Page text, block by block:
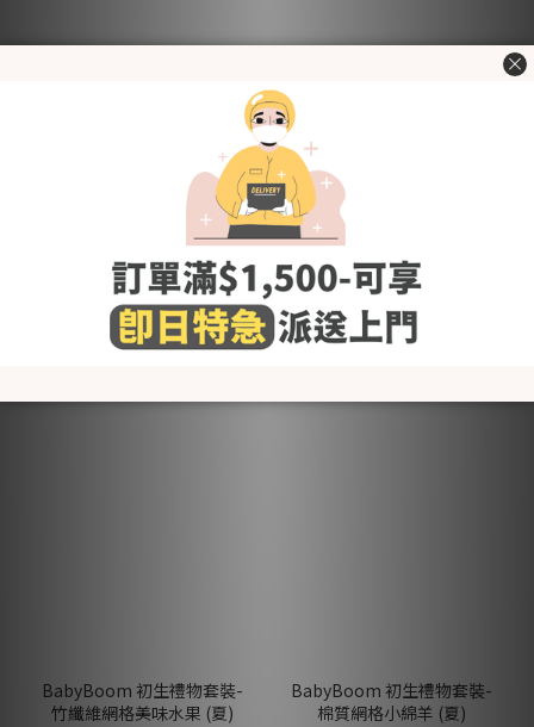
BabyBoom 初生禮物套裝-
棉質通花小野花 (夏)
HK$612.75
BabyBoom 初生禮物套裝-
竹纖維網格海洋世界 (夏)
HK$612.75
HK$645.00
BabyBoom 初生禮物套裝-
竹纖維網格美味水果 (夏)
BabyBoom 初生禮物套裝-
棉質網格小綿羊 (夏)